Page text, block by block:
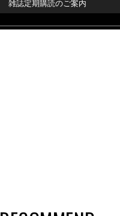
雑誌定期購読のご案内